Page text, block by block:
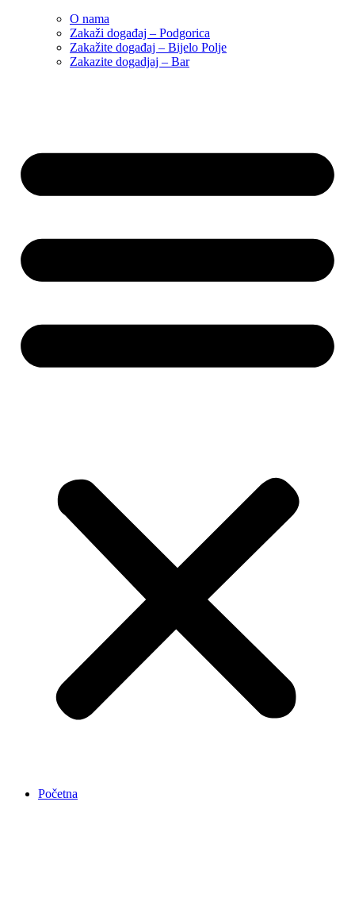
O nama
Zakaži događaj – Podgorica
Zakažite događaj – Bijelo Polje
Zakazite dogadjaj – Bar
Početna